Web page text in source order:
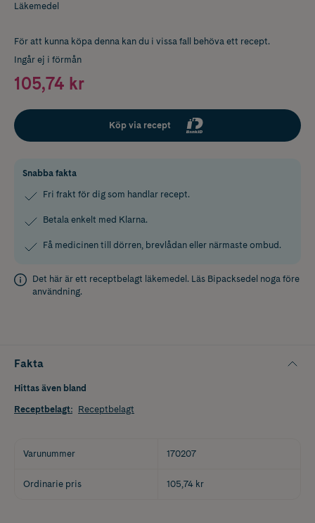
Läkemedel
För att kunna köpa denna kan du i vissa fall behöva ett recept.
Ingår ej i förmån
105,74 kr
Köp via recept
Snabba fakta
Fri frakt för dig som handlar recept.
Betala enkelt med Klarna.
Få medicinen till dörren, brevlådan eller närmaste ombud.
Det här är ett receptbelagt läkemedel. Läs Bipacksedel noga före
användning.
Fakta
Hittas även bland
Receptbelagt: Receptbelagt
Varunummer 170207
Ordinarie pris 105,74 kr